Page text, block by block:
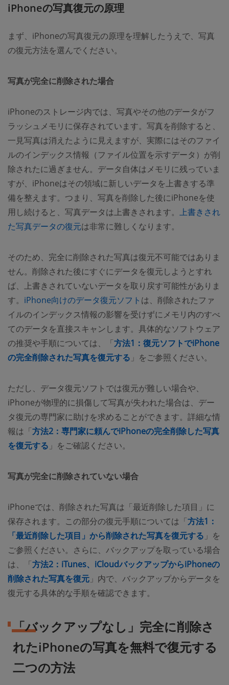
iPhoneの写真復元の原理
まず、iPhoneの写真復元の原理を理解したうえで、写真
の復元方法を選んでください。
写真が完全に削除された場合
iPhoneのストレージ内では、写真やその他のデータがフ
ラッシュメモリに保存されています。写真を削除すると、
一見写真は消えたように見えますが、実際にはそのファイ
ルのインデックス情報（ファイル位置を示すデータ）が削
除されたに過ぎません。データ自体はメモリに残っていま
すが、iPhoneはその領域に新しいデータを上書きする準
備を整えます。つまり、写真を削除した後にiPhoneを使
用し続けると、写真データは上書きされます。 上書きされ
た写真データの復元は非常に難しくなります。
そのため、完全に削除された写真は復元不可能ではありま
せん。削除された後にすぐにデータを復元しようとすれ
ば、上書きされていないデータを取り戻す可能性がありま
す。 iPhone向けのデータ復元ソフト は、削除されたファ
イルのインデックス情報の影響を受けずにメモリ内のすべ
てのデータを直接スキャンします。具体的なソフトウェア
の推奨や手順については、「方法1：復元ソフトでiPhone
の完全削除された写真を復元する 」をご参照ください。
ただし、データ復元ソフトでは復元が難しい場合や、
iPhoneが物理的に損傷して写真が失われた場合は、デー
タ復元の専門家に助けを求めることができます。詳細な情
報は「方法2：専門家に頼んでiPhoneの完全削除した写真
を復元する 」をご確認ください。
写真が完全に削除されていない場合
iPhoneでは、削除された写真は「最近削除した項目」に
保存されます。この部分の復元手順については「方法1：
「最近削除した項目」から削除された写真を復元する 」を
ご参照ください。さらに、バックアップを取っている場合
は、「方法2：iTunes、iCloudバックアップからiPhoneの
削除された写真を復元 」内で、バックアップからデータを
復元する具体的な手順を確認できます。
「バックアップなし」完全に削除さ
れたiPhoneの写真を無料で復元する
二つの方法